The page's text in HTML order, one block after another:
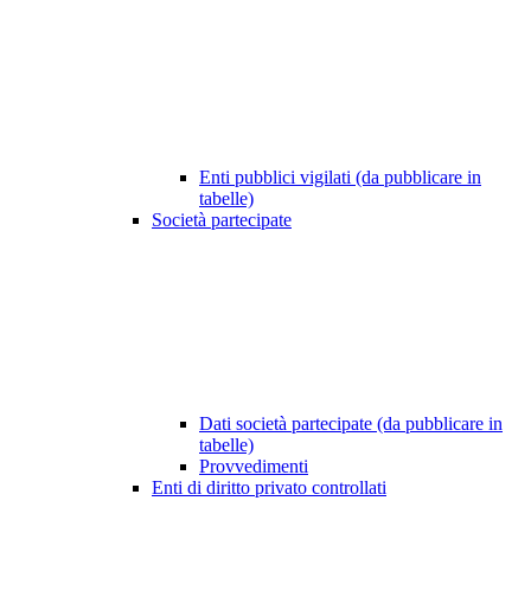
Enti pubblici vigilati (da pubblicare in
tabelle)
Società partecipate
Dati società partecipate (da pubblicare in
tabelle)
Provvedimenti
Enti di diritto privato controllati